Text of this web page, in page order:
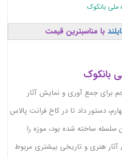
ملی بانکوک
با مناسبترین قیمت
بانکوک
پنجم برای جمع آوری و نمایش آثار
دستور داد تا در کاخ فرانت پالاس
سلسله ساخته شده بود، موزه را
آثار هنری و تاریخی بیشتری مربوط